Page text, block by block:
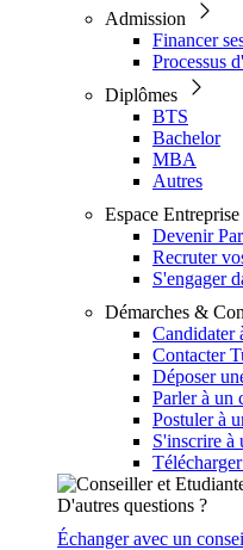
Admission
Financer
Processus
Diplômes
BTS
Bachelor
MBA
Autres
Espace Entreprise
Devenir
Recruter
S'engager
Démarches &
Candidater
Contacter
Déposer
Parler à un
Postuler à
S'inscrire à
D'autres questions ?
Échanger avec un